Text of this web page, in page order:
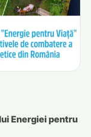
Energiei pentru